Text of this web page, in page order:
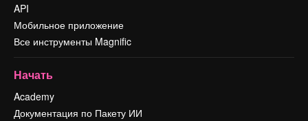
API
Мобильное приложение
Все инструменты Magnific
Начать
Academy
Документация по Пакету ИИ